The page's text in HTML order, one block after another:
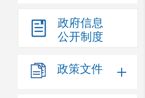
政府信息
公开制度
政策文件